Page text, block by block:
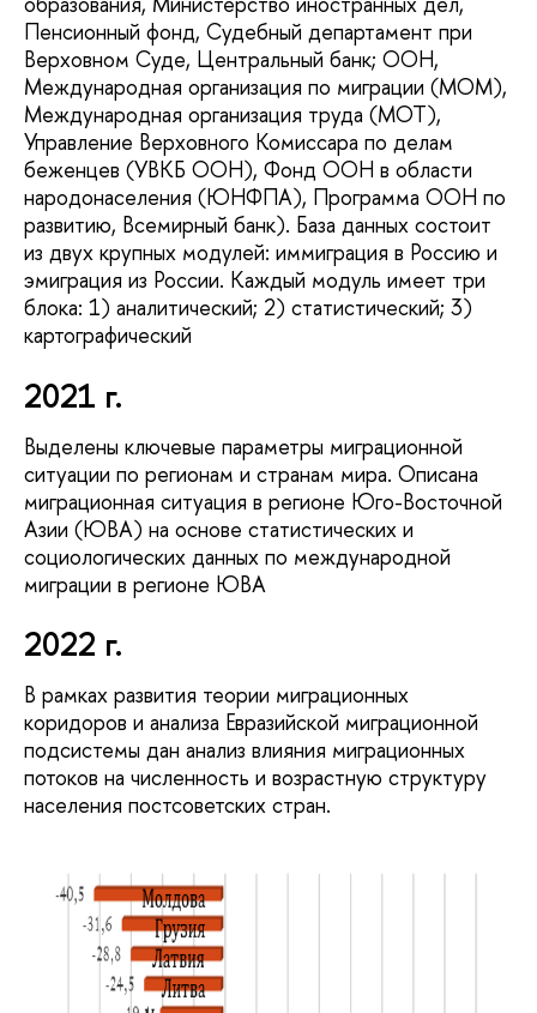
Пенсионный фонд, Судебный департамент при
Верховном Суде, Центральный банк; ООН,
Международная организация по миграции (МОМ),
Международная организация труда (МОТ),
Управление Верховного Комиссара по делам
беженцев (УВКБ ООН), Фонд ООН в области
народонаселения (ЮНФПА), Программа ООН по
развитию, Всемирный банк). База данных состоит
из двух крупных модулей: иммиграция в Россию и
эмиграция из России. Каждый модуль имеет три
блока: 1) аналитический; 2) статистический; 3)
картографический
2021 г.
Выделены ключевые параметры миграционной
ситуации по регионам и странам мира. Описана
миграционная ситуация в регионе Юго-Восточной
Азии (ЮВА) на основе статистических и
социологических данных по международной
миграции в регионе ЮВА
2022 г.
В рамках развития теории миграционных
коридоров и анализа Евразийской миграционной
подсистемы дан анализ влияния миграционных
потоков на численность и возрастную структуру
населения постсоветских стран.